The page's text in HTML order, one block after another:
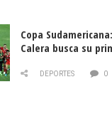
Copa
Calera busca su
DEPORTES 0